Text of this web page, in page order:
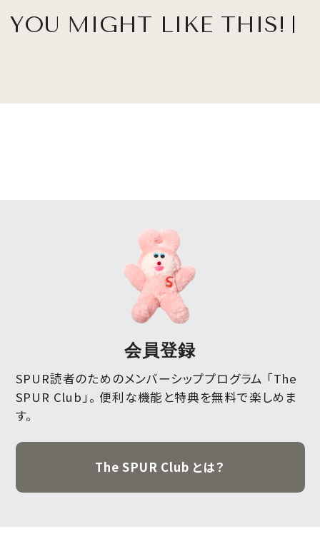
YOU MIGHT LIKE THIS!
会員登録
SPUR読者のためのメンバーシッププログラム 「The
SPUR Club」。 便利な機能と特典を無料で楽しめま
す。
The SPUR Club とは？